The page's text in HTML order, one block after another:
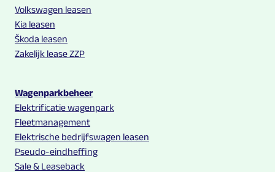
Volkswagen leasen
Kia leasen
Škoda leasen
Zakelijk lease ZZP
Wagenparkbeheer
Elektrificatie wagenpark
Fleetmanagement
Elektrische bedrijfswagen leasen
Pseudo-eindheffing
Sale & Leaseback